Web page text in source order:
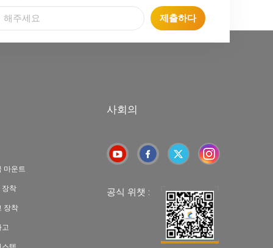
제출하다
마운트
장착
장착
고
사회의
공식 위챗 :